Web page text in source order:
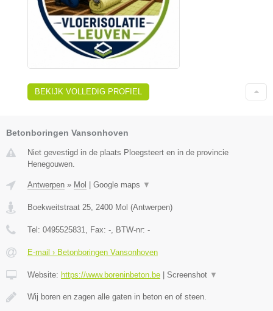
BEKIJK VOLLEDIG PROFIEL
Betonboringen Vansonhoven
Niet gevestigd in de plaats Ploegsteert en in de provincie
Henegouwen.
Antwerpen » Mol Google maps ▼
Boekweitstraat 25, 2400 Mol (Antwerpen)
Tel: 0495525831, Fax: -, BTW-nr: -
E-mail › Betonboringen Vansonhoven
Website: https://www.boreninbeton.be Screenshot ▼
Wij boren en zagen alle gaten in beton en of steen.